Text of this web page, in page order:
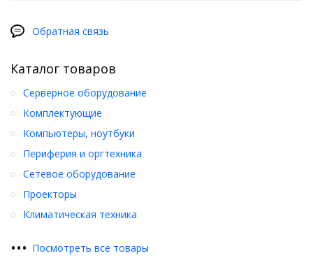
Обратная связь
Каталог товаров
Серверное оборудование
Комплектующие
Компьютеры, ноутбуки
Периферия и оргтехника
Сетевое оборудование
Проекторы
Климатическая техника
••• Посмотреть все товары